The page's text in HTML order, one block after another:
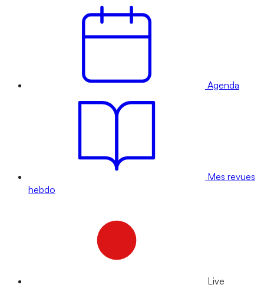
Agenda
Mes revues
hebdo
Live